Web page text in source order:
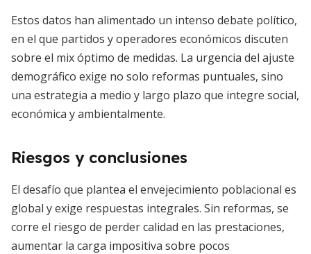
Estos datos han alimentado un intenso debate político,
en el que partidos y operadores económicos discuten
sobre el mix óptimo de medidas. La urgencia del ajuste
demográfico exige no solo reformas puntuales, sino
una estrategia a medio y largo plazo que integre social,
económica y ambientalmente.
Riesgos y conclusiones
El desafío que plantea el envejecimiento poblacional es
global y exige respuestas integrales. Sin reformas, se
corre el riesgo de perder calidad en las prestaciones,
aumentar la carga impositiva sobre pocos